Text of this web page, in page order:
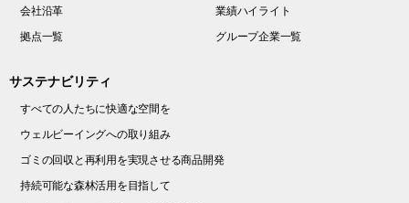
会社沿革
業績ハイライト
拠点一覧
グループ企業一覧
サステナビリティ
すべての人たちに快適な空間を
ウェルビーイングへの取り組み
ゴミの回収と再利用を実現させる商品開発
持続可能な森林活用を目指して